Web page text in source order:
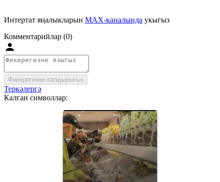
Интертат яңалыкларын MAX-каналында укыгыз
Комментарийлар (0)
Фикерегезне калдырыгыз
Теркәлергә
Калган символлар: